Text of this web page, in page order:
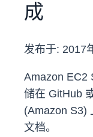
成
发布于: 2017
Amazon EC2
储在 GitHub
(Amazon S3)
文档。